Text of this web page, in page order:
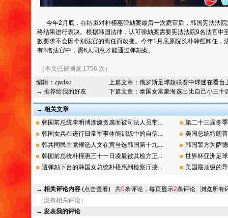
今年2月底，在结束对朴槿惠弹劾案最后一次庭审后，韩国宪法法
终结果进行表决。根据韩国法律，认可弹劾案需要宪法法院9名法官中
数要求不会因个别法官的离任而改变。今年1月底原院长朴韩哲卸任，
有8名法官中，需6人同意才能通过弹劾案。
（本文已被浏览 1756 次）
编辑： zjwlxc
→ 推荐给我的好友
上篇文章： 俄罗斯足球超联赛中球迷在看台
下篇文章： 泰国女富豪海选出比自己小三十
→ 相关文章
韩国前总统李明博涉嫌贪腐而被司法人员带...
第二十三届冬
韩国女兵在进行日常军事体能训练中的自信...
美国总统特朗
韩共同民主党候选人文在寅当选韩国第十九...
韩国警方为萨
韩国前总统朴槿惠三十一日凌晨被其检方正...
世界杯亚洲足
遭弹劾下台的韩国女总统朴槿惠到检察厅接...
美国最顶级的
→ 相关评论内容 (点击查看) 共0条评论，每页显示2条评论 浏览所有
（没有相关评论）
→ 发表我的评论